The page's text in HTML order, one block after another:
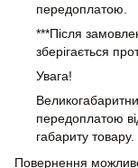
передоплатою.
***Після
зберігається
Увага!
передоплатою
габариту товару.
Повернення